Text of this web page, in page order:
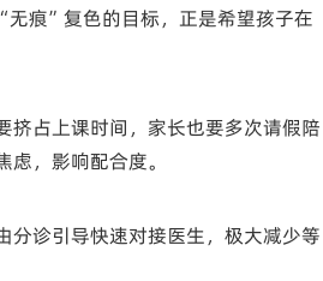
痕”复色的目标，正是希望孩子在
挤占上课时间，家长也要多次请假陪
，影响配合度。
分诊引导快速对接医生，极大减少等